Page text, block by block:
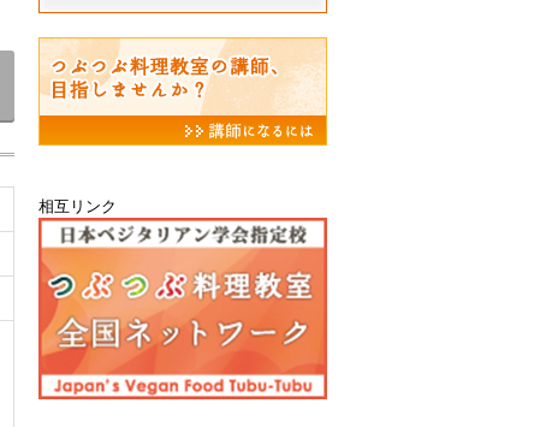
相互リンク